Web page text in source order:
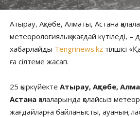
Атырау, Ақтөбе, Алматы, Астана
метеорологиялық жағдай күтіледі, –
хабарлайды Tengrinews.kz тілшісі
ға сілтеме жасап.
25 қыркүйекте Атырау, Ақтөбе,
Астана қалаларында қолайсыз
жағдайларға байланысты, ауаның